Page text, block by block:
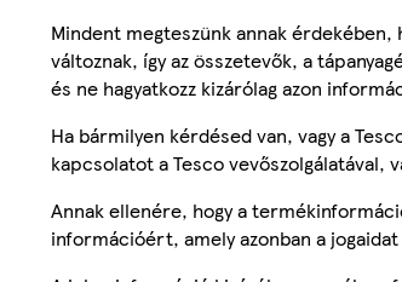
Mindent megteszünk annak
változnak, így az összetevők, a
és ne hagyatkozz kizárólag azon
Ha bármilyen kérdésed van, vagy a
kapcsolatot a Tesco vevőszolgálatával,
Annak ellenére, hogy a
információért, amely azonban a